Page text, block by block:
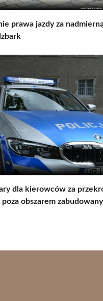
prawa jazdy za
dla kierowców za
obszarem